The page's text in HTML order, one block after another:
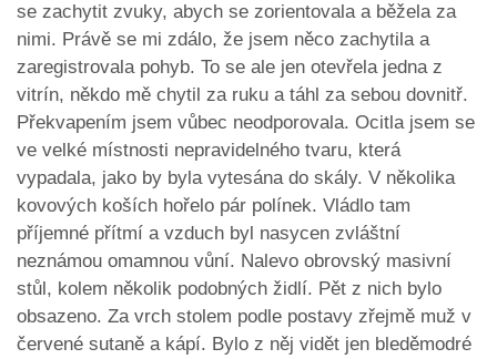
se zachytit zvuky, abych se zorientovala a běžela za
nimi. Právě se mi zdálo, že jsem něco zachytila a
zaregistrovala pohyb. To se ale jen otevřela jedna z
vitrín, někdo mě chytil za ruku a táhl za sebou dovnitř.
Překvapením jsem vůbec neodporovala. Ocitla jsem se
ve velké místnosti nepravidelného tvaru, která
vypadala, jako by byla vytesána do skály. V několika
kovových koších hořelo pár polínek. Vládlo tam
příjemné přítmí a vzduch byl nasycen zvláštní
neznámou omamnou vůní. Nalevo obrovský masivní
stůl, kolem několik podobných židlí. Pět z nich bylo
obsazeno. Za vrch stolem podle postavy zřejmě muž v
červené sutaně a kápí. Bylo z něj vidět jen bleděmodré